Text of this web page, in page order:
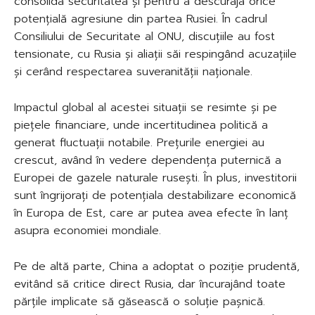
potențială agresiune din partea Rusiei. În cadrul
Consiliului de Securitate al ONU, discuțiile au fost
tensionate, cu Rusia și aliații săi respingând acuzațiile
și cerând respectarea suveranității naționale.
Impactul global al acestei situații se resimte și pe
piețele financiare, unde incertitudinea politică a
generat fluctuații notabile. Prețurile energiei au
crescut, având în vedere dependența puternică a
Europei de gazele naturale rusești. În plus, investitorii
sunt îngrijorați de potențiala destabilizare economică
în Europa de Est, care ar putea avea efecte în lanț
asupra economiei mondiale.
Pe de altă parte, China a adoptat o poziție prudentă,
evitând să critice direct Rusia, dar încurajând toate
părțile implicate să găsească o soluție pașnică.